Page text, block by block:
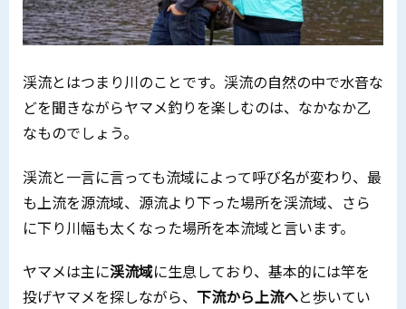
渓流とはつまり川のことです。渓流の自然の中で水音な
どを聞きながらヤマメ釣りを楽しむのは、なかなか乙
なものでしょう。
渓流と一言に言っても流域によって呼び名が変わり、最
も上流を源流域、源流より下った場所を渓流域、さら
に下り川幅も太くなった場所を本流域と言います。
ヤマメは主に渓流域に生息しており、基本的には竿を
投げヤマメを探しながら、 下流から上流へと歩いてい